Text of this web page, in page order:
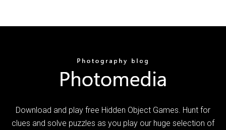
Download and play free Hidden Object Games. Hunt for
clues and solve puzzles as you play our huge selection of